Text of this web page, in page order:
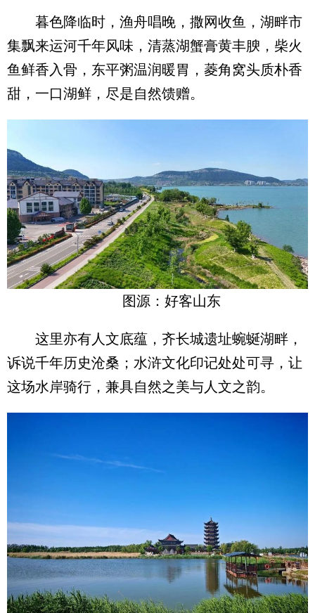
暮色降临时，渔舟唱晚，撒网收鱼，湖畔市
集飘来运河千年风味，清蒸湖蟹膏黄丰腴，柴火
鱼鲜香入骨，东平粥温润暖胃，菱角窝头质朴香
甜，一口湖鲜，尽是自然馈赠。
图源：好客山东
这里亦有人文底蕴，齐长城遗址蜿蜒湖畔，
诉说千年历史沧桑；水浒文化印记处处可寻，让
这场水岸骑行，兼具自然之美与人文之韵。